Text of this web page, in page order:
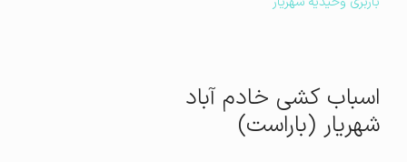
اسباب کشی خادم آباد
شهریار (باراست)